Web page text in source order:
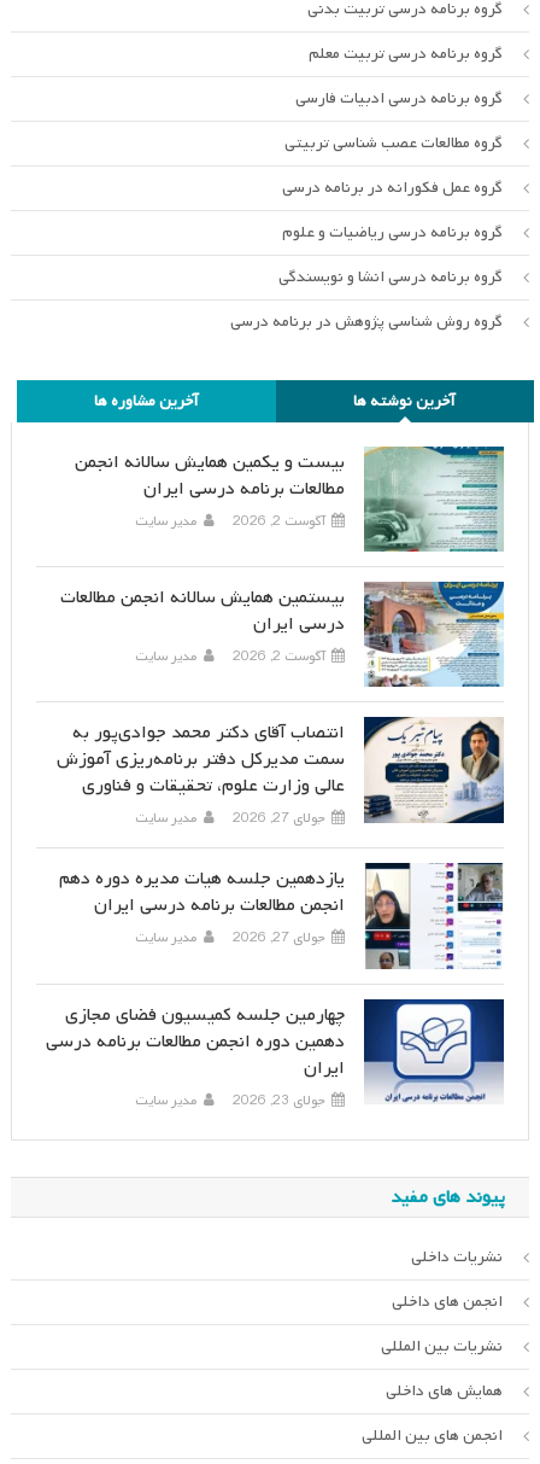
گروه برنامه درسی تربیت بدنی
گروه برنامه درسی تربیت معلم
گروه برنامه درسی ادبیات فارسی
گروه مطالعات عصب شناسی تربیتی
گروه عمل فکورانه در برنامه درسی
گروه برنامه درسی ریاضیات و علوم
گروه برنامه درسی انشا و نویسندگی
گروه روش شناسی پژوهش در برنامه درسی
آخرین نوشته ها آخرین مشاوره ها
بیست و یکمین همایش سالانه انجمن
مطالعات برنامه درسی ایران
آگوست 2, 2026 مدیر سایت
بیستمین همایش سالانه انجمن مطالعات
درسی ایران
آگوست 2, 2026 مدیر سایت
انتصاب آقای دکتر محمد جوادی‌پور به
سمت مدیرکل دفتر برنامه‌ریزی آموزش
عالی وزارت علوم، تحقیقات و فناوری
جولای 27, 2026 مدیر سایت
یازدهمین جلسه هیات مدیره دوره دهم
انجمن مطالعات برنامه درسی ایران
جولای 27, 2026 مدیر سایت
چهارمین جلسه کمیسیون فضای مجازی
دهمین دوره انجمن مطالعات برنامه درسی
ایران
جولای 23, 2026 مدیر سایت
پیوند های مفید
نشریات داخلی
انجمن های داخلی
نشریات بین المللی
همایش های داخلی
انجمن های بین المللی